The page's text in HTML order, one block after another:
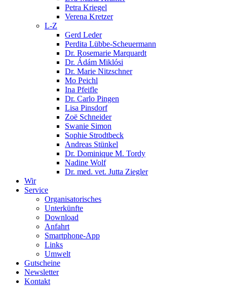
Petra Kriegel
Verena Kretzer
L-Z
Gerd Leder
Perdita Lübbe-Scheuermann
Dr. Rosemarie Marquardt
Dr. Ádám Miklósi
Dr. Marie Nitzschner
Mo Peichl
Ina Pfeifle
Dr. Carlo Pingen
Lisa Pinsdorf
Zoë Schneider
Swanie Simon
Sophie Strodtbeck
Andreas Stünkel
Dr. Dominique M. Tordy
Nadine Wolf
Dr. med. vet. Jutta Ziegler
Wir
Service
Organisatorisches
Unterkünfte
Download
Anfahrt
Smartphone-App
Links
Umwelt
Gutscheine
Newsletter
Kontakt